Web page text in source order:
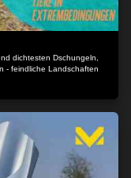
dichtesten Dschungeln,
- feindliche Landschaften